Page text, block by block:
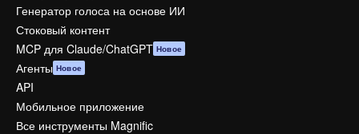
Генератор голоса на основе ИИ
Стоковый контент
MCP для Claude/ChatGPT Новое
Агенты Новое
API
Мобильное приложение
Все инструменты Magnific